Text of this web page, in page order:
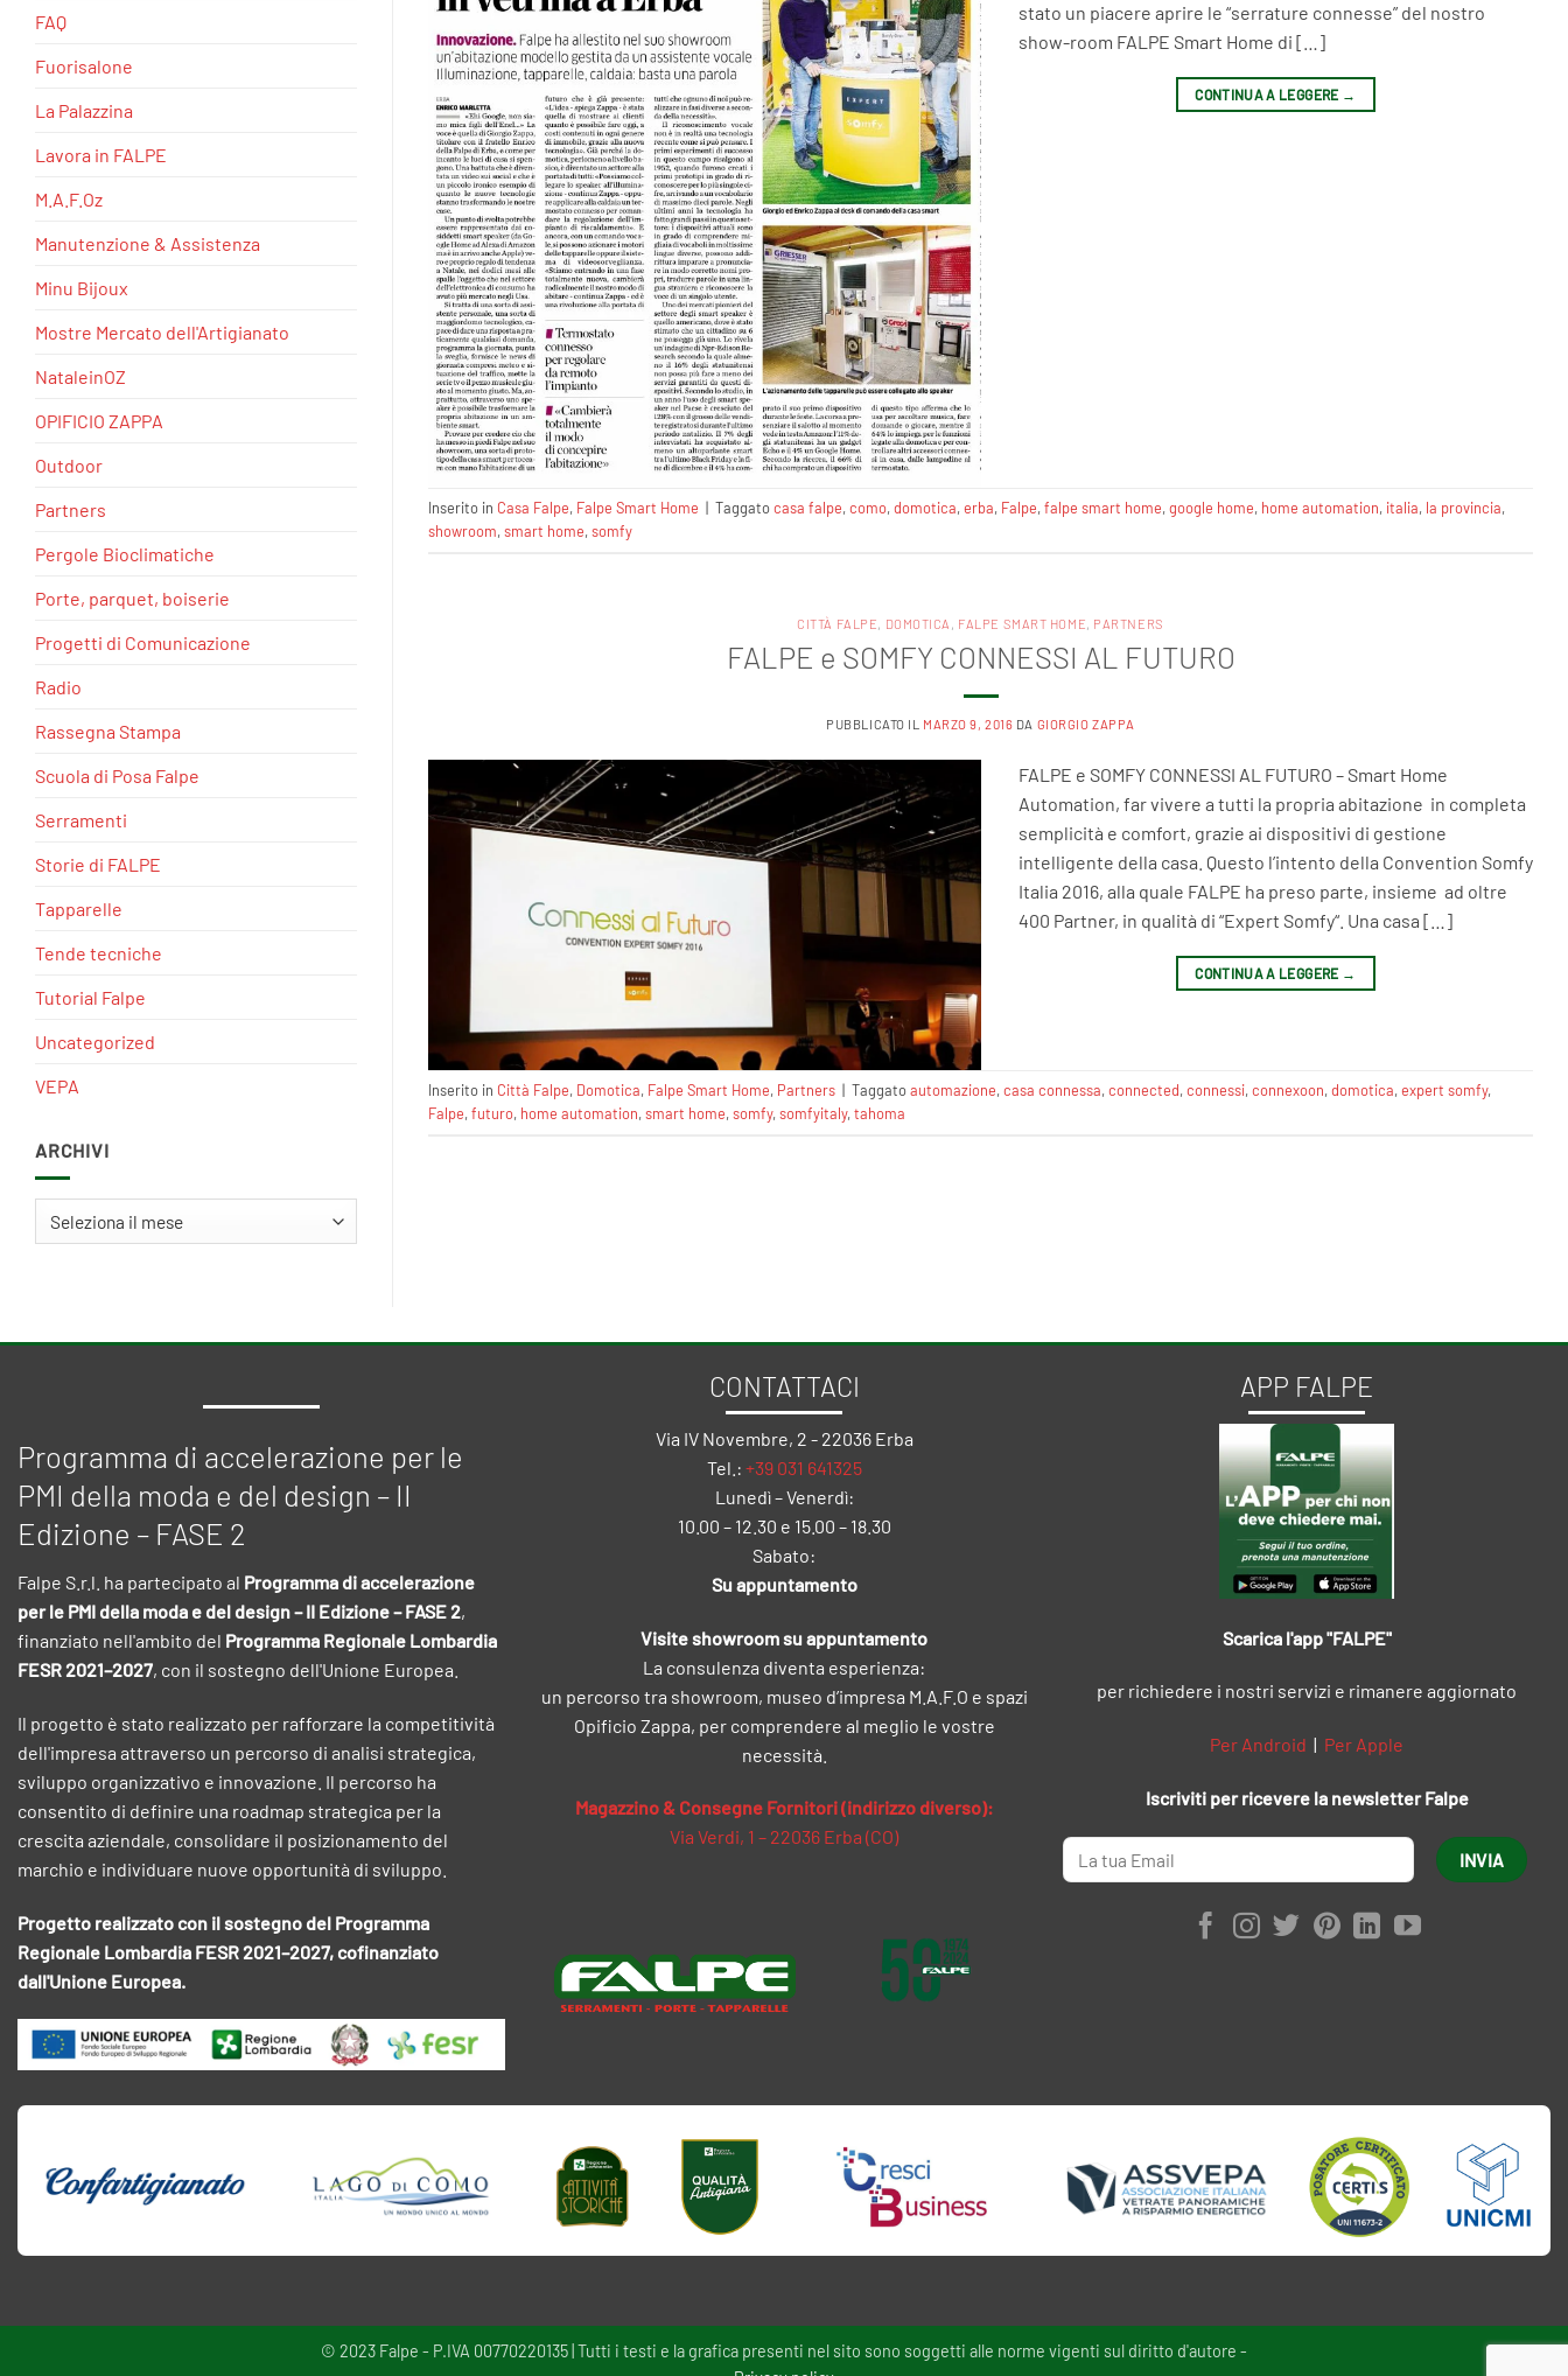
FAQ
Fuorisalone
La Palazzina
Lavora in FALPE
M.A.F.Oz
Manutenzione & Assistenza
Minu Bijoux
Mostre Mercato dell'Artigianato
NataleinOZ
OPIFICIO ZAPPA
Outdoor
Partners
Pergole Bioclimatiche
Porte, parquet, boiserie
Progetti di Comunicazione
Radio
Rassegna Stampa
Scuola di Posa Falpe
Serramenti
Storie di FALPE
Tapparelle
Tende tecniche
Tutorial Falpe
Uncategorized
VEPA
ARCHIVI
stato un piacere aprire le “serrature connesse” del nostro
show-room FALPE Smart Home di […]
CONTINUA A LEGGERE →
Inserito in Casa Falpe, Falpe Smart Home | Taggatocasa falpe,como,domotica,erba, Falpe,falpe smart home,google home, home automation, italia, la provincia,
showroom,smart home,somfy
CITTÀ FALPE, DOMOTICA , FALPE SMART HOME, PARTNERS
FALPE e SOMFY CONNESSI AL FUTURO
PUBBLICATO IL MARZO 9, 2016 DA GIORGIO ZAPPA
FALPE e SOMFY CONNESSI AL FUTURO – Smart Home
Automation, far vivere a tutti la propria abitazione in completa
semplicità e comfort, grazie ai dispositivi di gestione
intelligente della casa. Questo l’intento della Convention Somfy
Italia 2016, alla quale FALPE ha preso parte, insieme ad oltre
400 Partner, in qualità di “Expert Somfy“. Una casa […]
CONTINUA A LEGGERE →
Inserito in Città Falpe, Domotica, Falpe Smart Home, Partners | Taggatoautomazione,casa connessa,connected,connessi,connexoon,domotica,expert somfy,
Falpe,futuro, home automation,smart home,somfy,somfyitaly,tahoma
Programma di accelerazione per le
PMI della moda e del design – II
Edizione – FASE 2
Falpe S.r.l. ha partecipato al Programma di accelerazione
per le PMI della moda e del design – II Edizione – FASE 2,
finanziato nell'ambito del Programma Regionale Lombardia
FESR 2021–2027, con il sostegno dell'Unione Europea.
Il progetto è stato realizzato per rafforzare la competitività
dell'impresa attraverso un percorso di analisi strategica,
sviluppo organizzativo e innovazione. Il percorso ha
consentito di definire una roadmap strategica per la
crescita aziendale, consolidare il posizionamento del
marchio e individuare nuove opportunità di sviluppo.
Progetto realizzato con il sostegno del Programma
Regionale Lombardia FESR 2021–2027, cofinanziato
dall'Unione Europea.
CONTATTACI
Via IV Novembre, 2 - 22036 Erba
Tel.: +39 031 641325
Lunedì – Venerdì:
10.00 – 12.30 e 15.00 – 18.30
Sabato:
Su appuntamento
Visite showroom su appuntamento
La consulenza diventa esperienza:
un percorso tra showroom, museo d’impresa M.A.F.O e spazi
Opificio Zappa, per comprendere al meglio le vostre
necessità.
Magazzino & Consegne Fornitori (indirizzo diverso):
Via Verdi, 1 – 22036 Erba (CO)
APP FALPE
Scarica l'app "FALPE"
per richiedere i nostri servizi e rimanere aggiornato
Per Android | Per Apple
Iscriviti per ricevere la newsletter Falpe
© 2023 Falpe - P.IVA 00770220135 | Tutti i testi e la grafica presenti nel sito sono soggetti alle norme vigenti sul diritto d'autore -